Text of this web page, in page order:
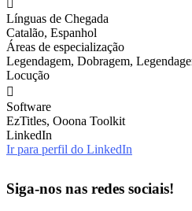
Línguas de Chegada
Catalão, Espanhol
Áreas de especialização
Legendagem, Dobragem,
Locução
Software
EzTitles, Ooona Toolkit
LinkedIn
Ir para perfil do LinkedIn
Siga-nos nas redes sociais!